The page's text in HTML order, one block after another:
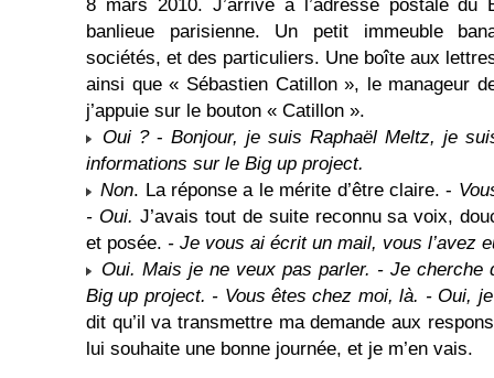
8 mars 2010. J’arrive à l’adresse postale du
banlieue parisienne. Un petit immeuble
sociétés, et des particuliers. Une boîte aux
ainsi que « Sébastien Catillon », le manageur
j’appuie sur le bouton « Catillon ».
Oui ?- Bonjour, je suis Raphaël Meltz, je
informations sur le Big up project.
Non. La réponse a le mérite d’être claire. -
- Oui. J’avais tout de suite reconnu sa voix,
et posée. - Je vous ai écrit un mail, vous l’avez
Oui. Mais je ne veux pas parler. - Je cherche
Big up project. - Vous êtes chez moi, là. - Oui,
dit qu’il va transmettre ma demande aux
lui souhaite une bonne journée, et je m’en vais.